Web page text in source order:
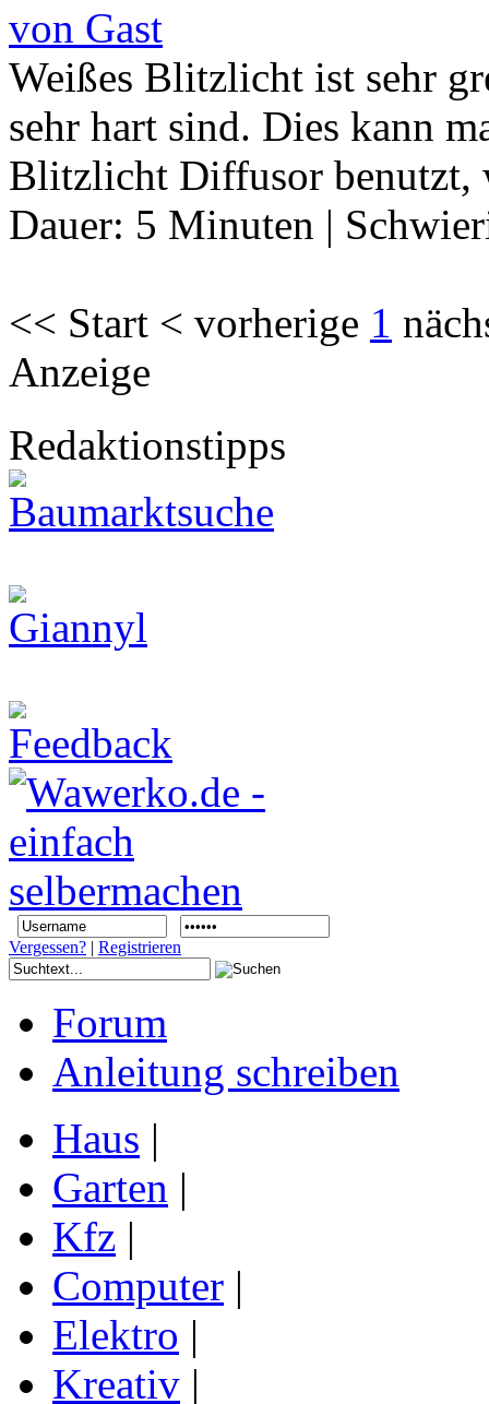
von Gast
Weißes Blitzlicht ist sehr
sehr hart sind. Dies kann
Blitzlicht Diffusor benutzt,
Dauer: 5 Minuten |
<< Start < vorherige 1
Anzeige
Redaktionstipps
Vergessen? | Registrieren
Forum
Anleitung schreiben
Haus |
Garten |
Kfz |
Computer |
Elektro |
Kreativ |